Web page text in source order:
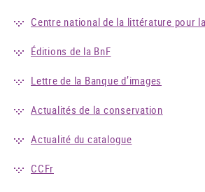
Centre national de la littérature pour
Éditions de la BnF
Lettre de la Banque d’images
Actualités de la conservation
Actualité du catalogue
CCFr